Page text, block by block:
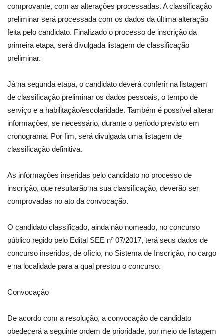
comprovante, com as alterações processadas. A classificação
preliminar será processada com os dados da última alteração
feita pelo candidato. Finalizado o processo de inscrição da
primeira etapa, será divulgada listagem de classificação
preliminar.
Já na segunda etapa, o candidato deverá conferir na listagem
de classificação preliminar os dados pessoais, o tempo de
serviço e a habilitação/escolaridade. Também é possível alterar
informações, se necessário, durante o período previsto em
cronograma. Por fim, será divulgada uma listagem de
classificação definitiva.
As informações inseridas pelo candidato no processo de
inscrição, que resultarão na sua classificação, deverão ser
comprovadas no ato da convocação.
O candidato classificado, ainda não nomeado, no concurso
público regido pelo Edital SEE nº 07/2017, terá seus dados de
concurso inseridos, de ofício, no Sistema de Inscrição, no cargo
e na localidade para a qual prestou o concurso.
Convocação
De acordo com a resolução, a convocação de candidato
obedecerá a seguinte ordem de prioridade, por meio de listagem